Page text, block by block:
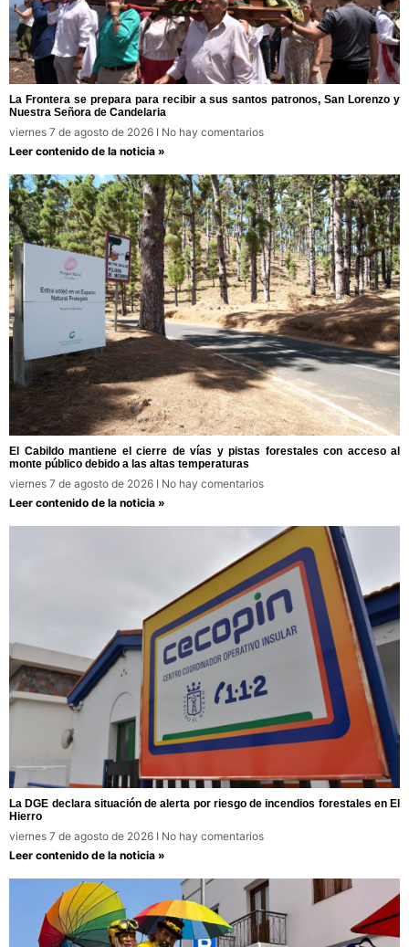
La Frontera se prepara para recibir a sus santos patronos, San Lorenzo y
Nuestra Señora de Candelaria
viernes 7 de agosto de 2026
No hay comentarios
Leer contenido de la noticia »
El Cabildo mantiene el cierre de vías y pistas forestales con acceso al
monte público debido a las altas temperaturas
viernes 7 de agosto de 2026
No hay comentarios
Leer contenido de la noticia »
La DGE declara situación de alerta por riesgo de incendios forestales en El
Hierro
viernes 7 de agosto de 2026
No hay comentarios
Leer contenido de la noticia »